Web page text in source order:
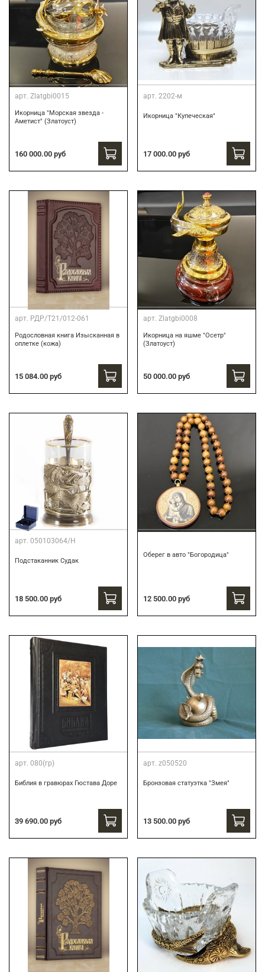
арт. Zlatgbi0015
Икорница "Морская звезда -
Аметист" (Златоуст)
160 000.00 руб
арт. 2202-м
Икорница "Купеческая"
17 000.00 руб
арт. РДР/Т21/012-061
Родословная книга Изысканная в
оплетке (кожа)
15 084.00 руб
арт. Zlatgbi0008
Икорница на яшме "Осетр"
(Златоуст)
50 000.00 руб
арт. 050103064/Н
Подстаканник Судак
18 500.00 руб
Оберег в авто "Богородица"
12 500.00 руб
арт. 080(гр)
Библия в гравюрах Гюстава Доре
39 690.00 руб
арт. z050520
Бронзовая статуэтка "Змея"
13 500.00 руб